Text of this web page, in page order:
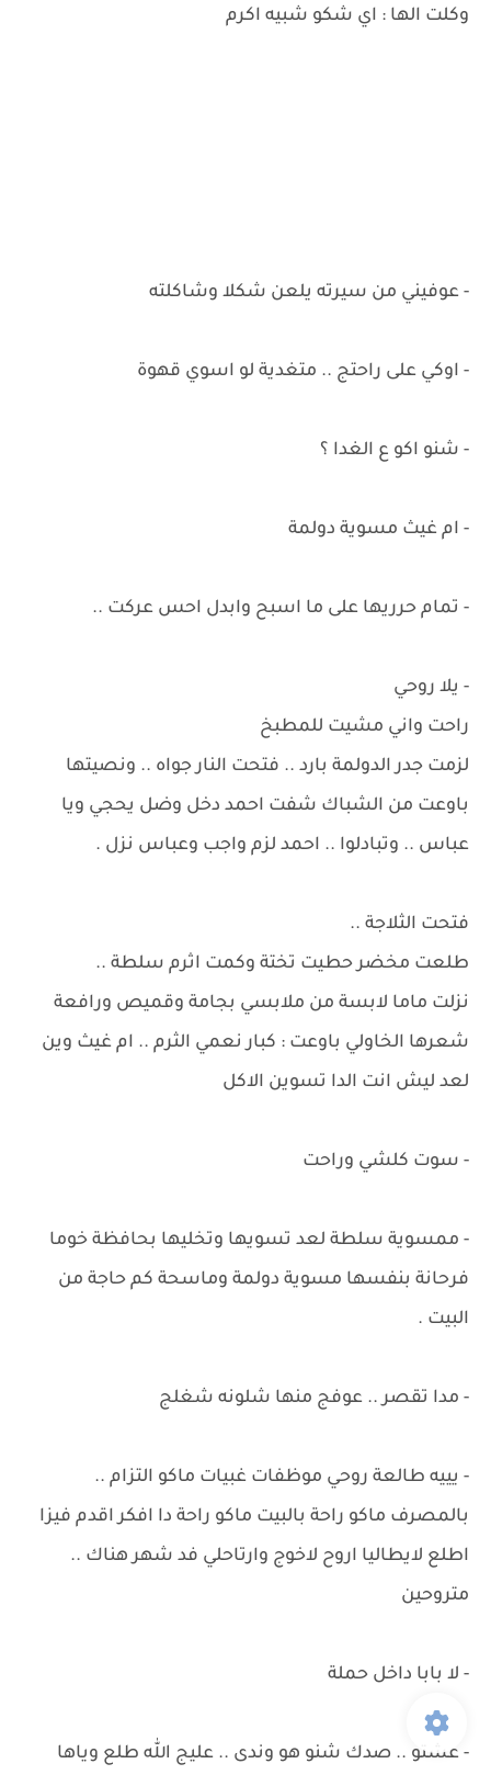
وكلت الها : اي شكو شبيه اكرم
- عوفيني من سيرته يلعن شكلا وشاكلته
- اوكي على راحتج .. متغدية لو اسوي قهوة
- شنو اكو ع الغدا ؟
- ام غيث مسوية دولمة
- تمام حرريها على ما اسبح وابدل احس عركت ..
- يلا روحي
راحت واني مشيت للمطبخ
لزمت جدر الدولمة بارد .. فتحت النار جواه .. ونصيتها
باوعت من الشباك شفت احمد دخل وضل يحجي ويا
عباس .. وتبادلوا .. احمد لزم واجب وعباس نزل .
فتحت الثلاجة ..
طلعت مخضر حطيت تختة وكمت اثرم سلطة ..
نزلت ماما لابسة من ملابسي بجامة وقميص ورافعة
شعرها الخاولي باوعت : كبار نعمي الثرم .. ام غيث وين
لعد ليش انت الدا تسوين الاكل
- سوت كلشي وراحت
- ممسوية سلطة لعد تسويها وتخليها بحافظة خوما
فرحانة بنفسها مسوية دولمة وماسحة كم حاجة من
البيت .
- مدا تقصر .. عوفج منها شلونه شغلج
- يييه طالعة روحي موظفات غبيات ماكو التزام ..
بالمصرف ماكو راحة بالبيت ماكو راحة دا افكر اقدم فيزا
اطلع لايطاليا اروح لاخوج وارتاحلي فد شهر هناك ..
متروحين
- لا بابا داخل حملة
- عشتو .. صدك شنو هو وندى .. عليج الله طلع وياها